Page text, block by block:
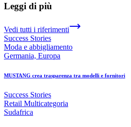
Leggi di più
Vedi tutti i riferimenti
Success Stories
Moda e abbigliamento
Germania, Europa
MUSTANG crea trasparenza tra modelli e fornitori
Success Stories
Retail Multicategoria
Sudafrica